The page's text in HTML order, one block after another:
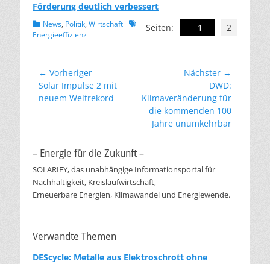
Förderung deutlich verbessert
Seiten:
1 2
Kategorien
News, Politik, Wirtschaft Schlagworte
Energieeffizienz
Beitragsnavigation
← Vorheriger
Vorheriger
Beitrag:
Solar Impulse 2 mit
neuem Weltrekord
Nächster →
Beitrag:
DWD:
Klimaveränderung für
die kommenden 100
Jahre unumkehrbar
– Energie für die Zukunft –
SOLARIFY, das unabhängige Informationsportal für
Nachhaltigkeit, Kreislaufwirtschaft,
Erneuerbare Energien, Klimawandel und Energiewende.
Verwandte Themen
DEScycle: Metalle aus Elektroschrott ohne